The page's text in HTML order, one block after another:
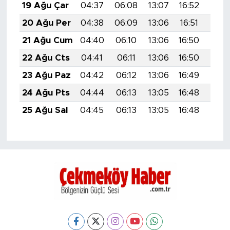
19 Ağu Çar
04:37 06:08 13:07 16:52
20 Ağu Per
04:38 06:09 13:06 16:51
21 Ağu Cum
04:40 06:10 13:06 16:50
22 Ağu Cts
04:41 06:11 13:06 16:50
23 Ağu Paz
04:42 06:12 13:06 16:49
24 Ağu Pts
04:44 06:13 13:05 16:48
25 Ağu Sal
04:45 06:13 13:05 16:48